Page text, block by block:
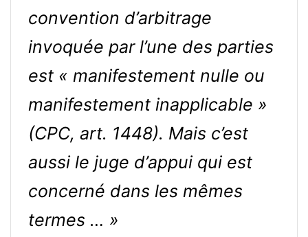
convention d’arbitrage
invoquée par l’une des parties
est « manifestement nulle ou
manifestement inapplicable »
(CPC, art. 1448). Mais c’est
aussi le juge d’appui qui est
concerné dans les mêmes
termes … »